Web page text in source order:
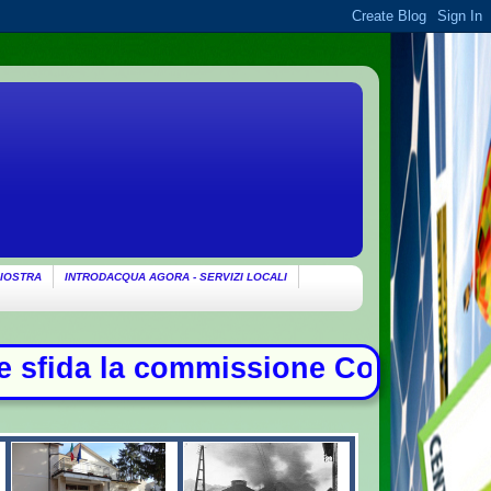
INTRODACQUA AGORA - SERVIZI LOCALI
Covid, duello con